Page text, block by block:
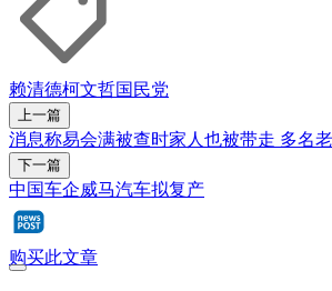
赖清德柯文哲国民党
上一篇
消息称易会满被查时家人也被带走 多名
下一篇
中国车企威马汽车拟复产
购买此文章